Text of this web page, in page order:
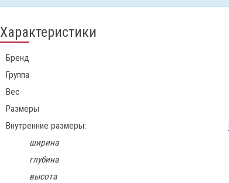
Характеристики
Бренд
Группа
Вес
Размеры
Внутренние размеры:
ширина
глубина
высота